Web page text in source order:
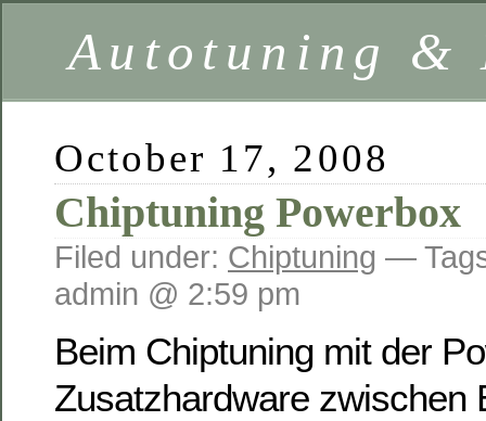
Autotuning &
October 17, 2008
Chiptuning Powerbox
Filed under: Chiptuning —
admin @ 2:59 pm
Beim Chiptuning mit der
Zusatzhardware zwischen